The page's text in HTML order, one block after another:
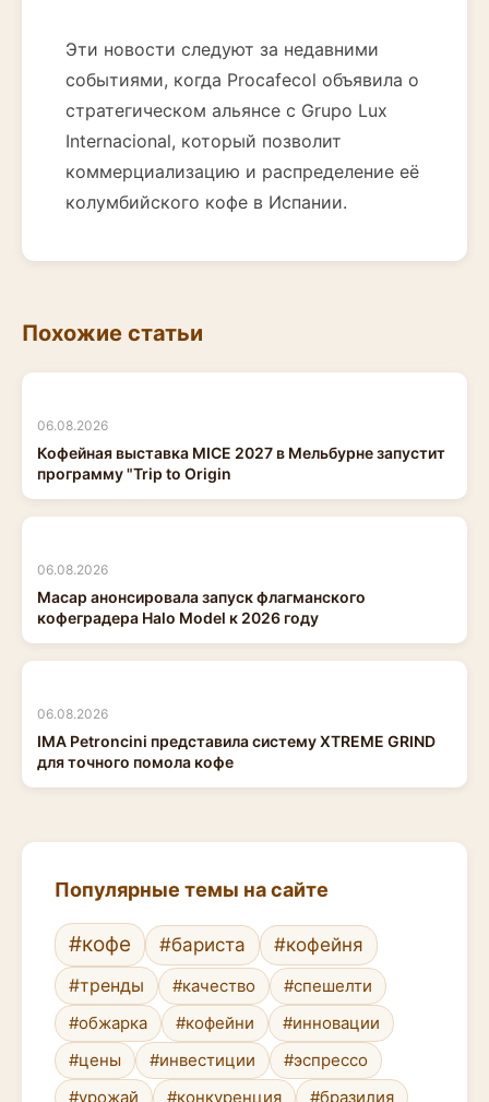
Эти новости следуют за недавними
событиями, когда Procafecol объявила о
стратегическом альянсе с Grupo Lux
Internacional, который позволит
коммерциализацию и распределение её
колумбийского кофе в Испании.
Похожие статьи
06.08.2026
Кофейная выставка MICE 2027 в Мельбурне запустит
программу "Trip to Origin
06.08.2026
Macap анонсировала запуск флагманского
кофеградера Halo Model к 2026 году
06.08.2026
IMA Petroncini представила систему XTREME GRIND
для точного помола кофе
Популярные темы на сайте
#кофе #бариста
#кофейня
#тренды
#качество
#спешелти
#обжарка
#кофейни
#инновации
#цены
#инвестиции
#эспрессо
#урожай
#конкуренция #бразилия